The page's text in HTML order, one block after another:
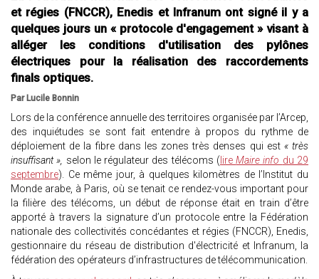
et régies (FNCCR), Enedis et Infranum ont signé il y a
quelques jours un « protocole d'engagement » visant à
alléger les conditions d'utilisation des pylônes
électriques pour la réalisation des raccordements
finals optiques.
Par Lucile Bonnin
Lors de la conférence annuelle des territoires organisée par l’Arcep,
des inquiétudes se sont fait entendre à propos du rythme de
déploiement de la fibre dans les zones très denses qui est « très
insuffisant », selon le régulateur des télécoms ( lireMaire info du 29
septembre). Ce même jour, à quelques kilomètres de l’Institut du
Monde arabe, à Paris, où se tenait ce rendez-vous important pour
la filière des télécoms, un début de réponse était en train d’être
apporté à travers la signature d’un protocole entre la Fédération
nationale des collectivités concédantes et régies (FNCCR), Enedis,
gestionnaire du réseau de distribution d'électricité et Infranum, la
fédération des opérateurs d’infrastructures de télécommunication.